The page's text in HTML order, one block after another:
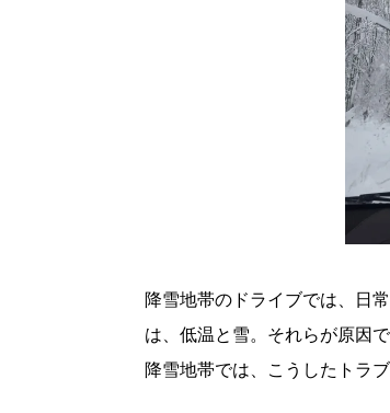
降雪地帯のドライブでは、日
は、低温と雪。それらが原因
降雪地帯では、こうしたトラ